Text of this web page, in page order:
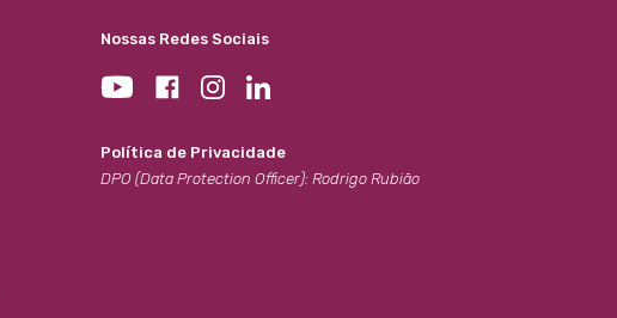
Nossas Redes Sociais
Política de Privacidade
DPO (Data Protection Officer): Rodrigo Rubião